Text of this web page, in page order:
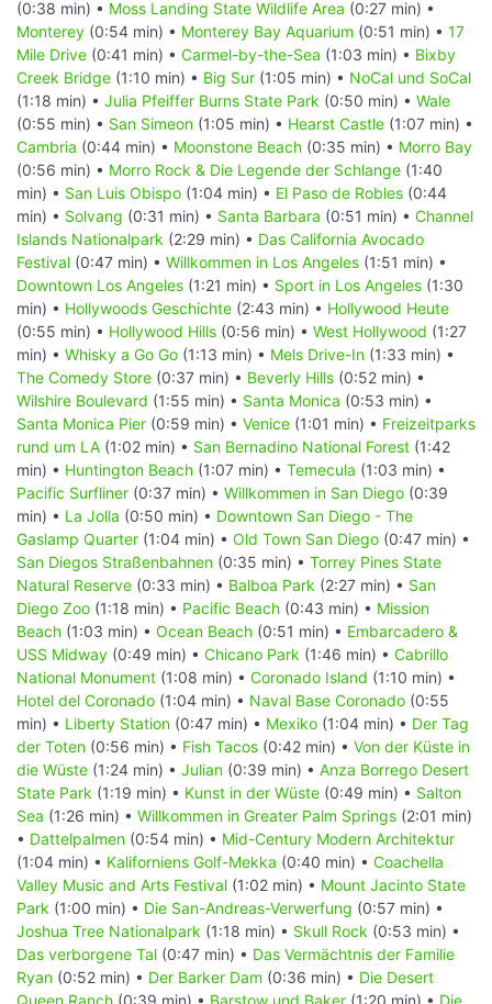
(0:38 min) • Moss Landing State Wildlife Area (0:27 min) •
Monterey (0:54 min) • Monterey Bay Aquarium (0:51 min) • 17
Mile Drive (0:41 min) • Carmel-by-the-Sea (1:03 min) • Bixby
Creek Bridge (1:10 min) • Big Sur (1:05 min) • NoCal und SoCal
(1:18 min) • Julia Pfeiffer Burns State Park (0:50 min) • Wale
(0:55 min) • San Simeon (1:05 min) • Hearst Castle (1:07 min) •
Cambria (0:44 min) • Moonstone Beach (0:35 min) • Morro Bay
(0:56 min) • Morro Rock & Die Legende der Schlange (1:40
min) • San Luis Obispo (1:04 min) • El Paso de Robles (0:44
min) • Solvang (0:31 min) • Santa Barbara (0:51 min) • Channel
Islands Nationalpark (2:29 min) • Das California Avocado
Festival (0:47 min) • Willkommen in Los Angeles (1:51 min) •
Downtown Los Angeles (1:21 min) • Sport in Los Angeles (1:30
min) • Hollywoods Geschichte (2:43 min) • Hollywood Heute
(0:55 min) • Hollywood Hills (0:56 min) • West Hollywood (1:27
min) • Whisky a Go Go (1:13 min) • Mels Drive-In (1:33 min) •
The Comedy Store (0:37 min) • Beverly Hills (0:52 min) •
Wilshire Boulevard (1:55 min) • Santa Monica (0:53 min) •
Santa Monica Pier (0:59 min) • Venice (1:01 min) • Freizeitparks
rund um LA (1:02 min) • San Bernadino National Forest (1:42
min) • Huntington Beach (1:07 min) • Temecula (1:03 min) •
Pacific Surfliner (0:37 min) • Willkommen in San Diego (0:39
min) • La Jolla (0:50 min) • Downtown San Diego - The
Gaslamp Quarter (1:04 min) • Old Town San Diego (0:47 min) •
San Diegos Straßenbahnen (0:35 min) • Torrey Pines State
Natural Reserve (0:33 min) • Balboa Park (2:27 min) • San
Diego Zoo (1:18 min) • Pacific Beach (0:43 min) • Mission
Beach (1:03 min) • Ocean Beach (0:51 min) • Embarcadero &
USS Midway (0:49 min) • Chicano Park (1:46 min) • Cabrillo
National Monument (1:08 min) • Coronado Island (1:10 min) •
Hotel del Coronado (1:04 min) • Naval Base Coronado (0:55
min) • Liberty Station (0:47 min) • Mexiko (1:04 min) • Der Tag
der Toten (0:56 min) • Fish Tacos (0:42 min) • Von der Küste in
die Wüste (1:24 min) • Julian (0:39 min) • Anza Borrego Desert
State Park (1:19 min) • Kunst in der Wüste (0:49 min) • Salton
Sea (1:26 min) • Willkommen in Greater Palm Springs (2:01 min)
• Dattelpalmen (0:54 min) • Mid-Century Modern Architektur
(1:04 min) • Kaliforniens Golf-Mekka (0:40 min) • Coachella
Valley Music and Arts Festival (1:02 min) • Mount Jacinto State
Park (1:00 min) • Die San-Andreas-Verwerfung (0:57 min) •
Joshua Tree Nationalpark (1:18 min) • Skull Rock (0:53 min) •
Das verborgene Tal (0:47 min) • Das Vermächtnis der Familie
Ryan (0:52 min) • Der Barker Dam (0:36 min) • Die Desert
Queen Ranch (0:39 min) • Barstow und Baker (1:20 min) • Die